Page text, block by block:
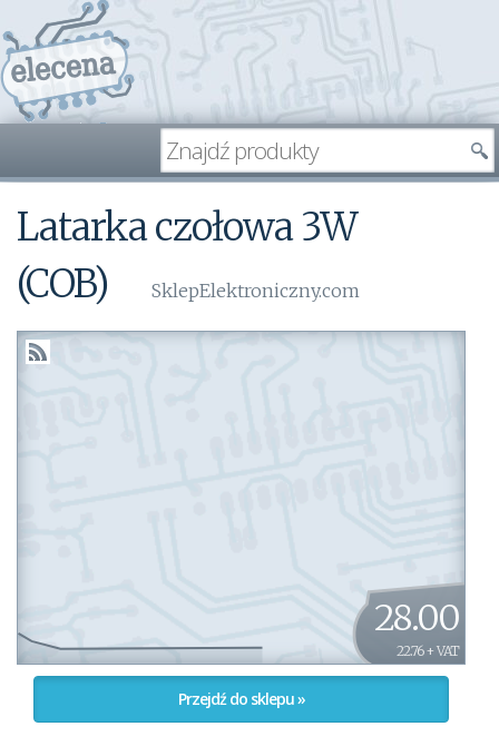
Latarka czołowa 3W
(COB)
SklepElektroniczny.com
28.00
22.76 + VAT
Przejdź do sklepu »